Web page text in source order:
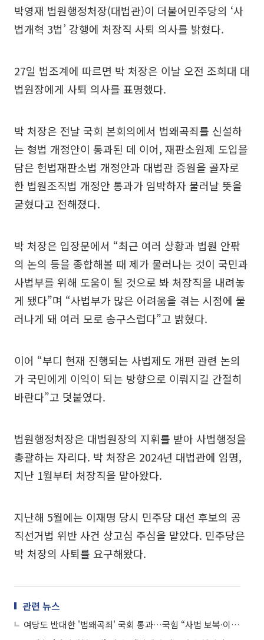
박영재 법원행정처장(대법관)이 더불어민주당의 ‘사
법개혁 3법’ 강행에 처장직 사퇴 의사를 밝혔다.
27일 법조계에 따르면 박 처장은 이날 오전 조희대 대
법원장에게 사퇴 의사를 표명했다.
박 처장은 전날 국회 본회의에서 법왜곡죄를 신설하
는 형법 개정안이 통과된 데 이어, 재판소원제 도입을
담은 헌법재판소법 개정안과 대법관 증원을 골자로
한 법원조직법 개정안 통과가 임박하자 물러날 뜻을
굳혔다고 전해졌다.
박 처장은 입장문에서 “최근 여러 상황과 법원 안팎
의 논의 등을 종합해볼 때 제가 물러나는 것이 국민과
사법부를 위해 도움이 될 것으로 봐 처장직을 내려놓
게 됐다”며 “사법부가 많은 어려움을 겪는 시점에 물
러나게 돼 여러 모로 송구스럽다”고 밝혔다.
이어 “부디 현재 진행되는 사법제도 개편 관련 논의
가 국민에게 이익이 되는 방향으로 이뤄지길 간절히
바란다”고 덧붙였다.
법원행정처장은 대법원장의 지휘를 받아 사법행정을
총괄하는 자리다. 박 처장은 2024년 대법관에 임명,
지난 1월부터 처장직을 맡아왔다.
지난해 5월에는 이재명 당시 민주당 대선 후보의 공
직선거법 위반 사건 상고심 주심을 맡았다. 민주당은
박 처장의 사퇴를 요구해왔다.
관련 뉴스
여당도 반대한 '법왜곡죄' 국회 통과…국힘 “사법 보복·이재명 방탄”